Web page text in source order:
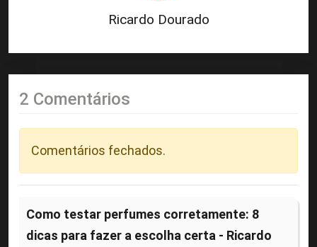
Ricardo Dourado
2 Comentários
Comentários fechados.
Como testar perfumes corretamente: 8
dicas para fazer a escolha certa - Ricardo